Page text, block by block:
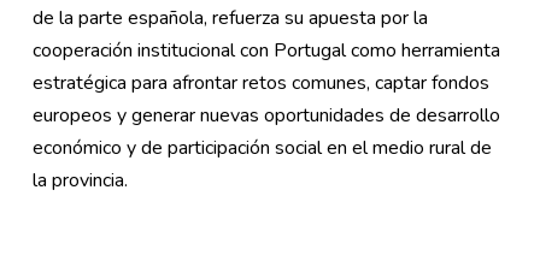
de la parte española, refuerza su apuesta por la
cooperación institucional con Portugal como herramienta
estratégica para afrontar retos comunes, captar fondos
europeos y generar nuevas oportunidades de desarrollo
económico y de participación social en el medio rural de
la provincia.